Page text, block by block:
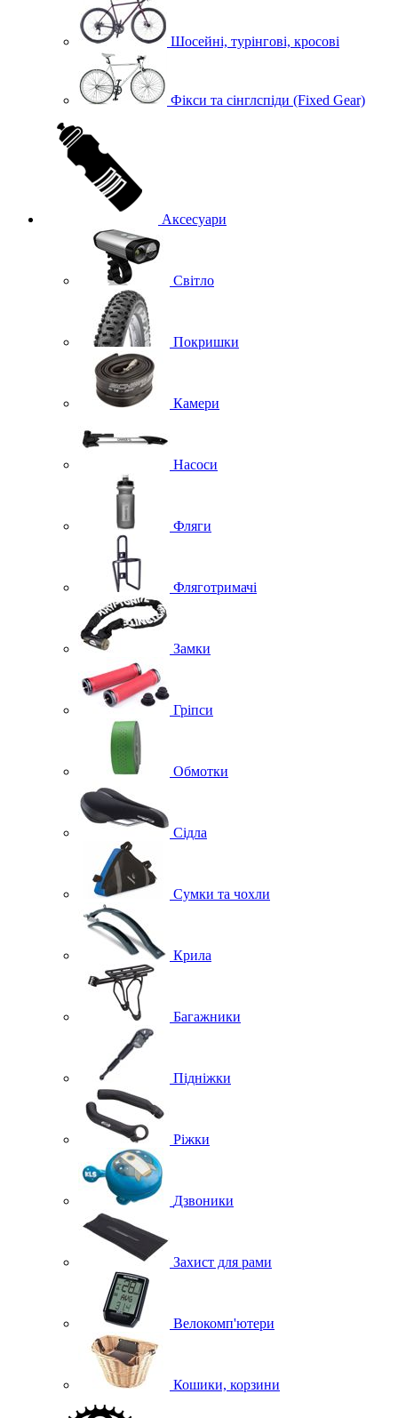
Шосейні, турінгові, кросові
Фікси та сінглспіди (Fixed Gear)
Аксесуари
Світло
Покришки
Камери
Насоси
Фляги
Фляготримачі
Замки
Гріпси
Обмотки
Сідла
Сумки та чохли
Крила
Багажники
Підніжки
Ріжки
Дзвоники
Захист для рами
Велокомп'ютери
Кошики, корзини